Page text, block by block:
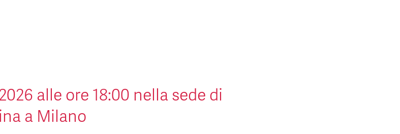
alle ore 18:00 nella sede di
a Milano